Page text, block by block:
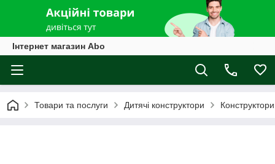
Інтернет магазин Abo
Товари та послуги Дитячі конструктори